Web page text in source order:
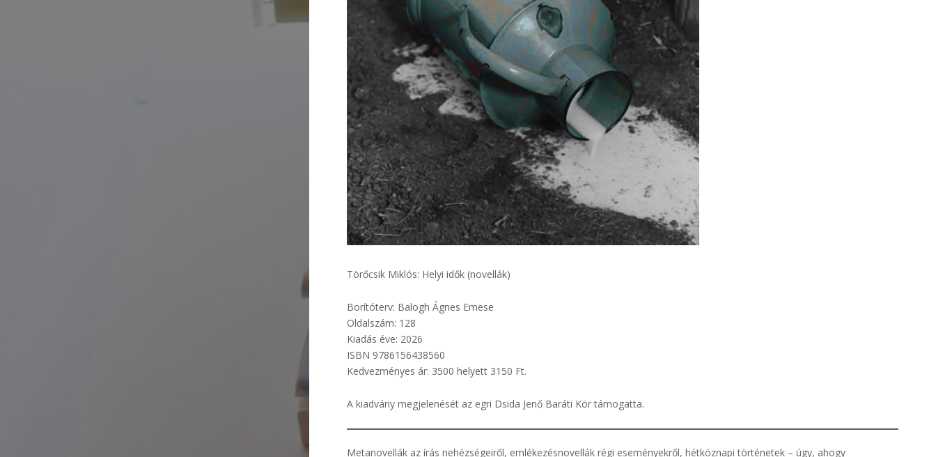
Törőcsik Miklós: Helyi idők (novellák)
Borítóterv: Balogh Ágnes Emese
Oldalszám: 128
Kiadás éve: 2026
ISBN 9786156438560
Kedvezményes ár: 3500 helyett 3150 Ft.
A kiadvány megjelenését az egri Dsida Jenő Baráti Kör támogatta.
Metanovellák az írás nehézségeiről, emlékezésnovellák régi eseményekről, hétköznapi történetek – úgy, ahogy